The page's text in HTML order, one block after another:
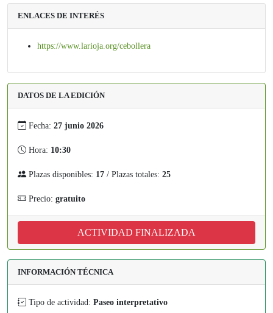
ENLACES DE INTERÉS
https://www.larioja.org/cebollera
DATOS DE LA EDICIÓN
Fecha: 27 junio 2026
Hora: 10:30
Plazas disponibles: 17 / Plazas totales: 25
Precio: gratuito
ACTIVIDAD FINALIZADA
INFORMACIÓN TÉCNICA
Tipo de actividad: Paseo interpretativo